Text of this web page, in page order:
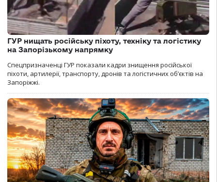
ГУР нищать російську піхоту, техніку та логістику
на Запорізькому напрямку
Спецпризначенці ГУР показали кадри знищення російської
піхоти, артилерії, транспорту, дронів та логістичних об’єктів на
Запоріжжі.